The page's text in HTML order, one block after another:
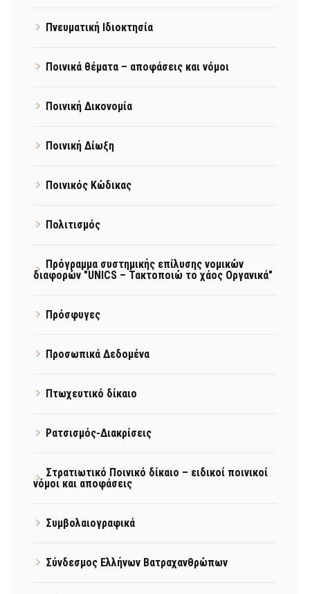
Πνευματική Ιδιοκτησία
Ποινικά θέματα – αποφάσεις και νόμοι
Ποινική Δικονομία
Ποινική Δίωξη
Ποινικός Κώδικας
Πολιτισμός
Πρόγραμμα συστημικής επίλυσης νομικών
διαφορών "UNICS – Τακτοποιώ το χάος Οργανικά"
Πρόσφυγες
Προσωπικά Δεδομένα
Πτωχευτικό δίκαιο
Ρατσισμός-Διακρίσεις
Στρατιωτικό Ποινικό δίκαιο – ειδικοί ποινικοί
νόμοι και αποφάσεις
Συμβολαιογραφικά
Σύνδεσμος Ελλήνων Βατραχανθρώπων